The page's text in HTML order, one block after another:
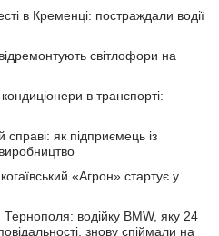
в Кременці: постраждали водії
світлофори на
в транспорті:
як підприємець із
«Агрон» стартує у
водійку BMW, яку 24
знову спіймали на